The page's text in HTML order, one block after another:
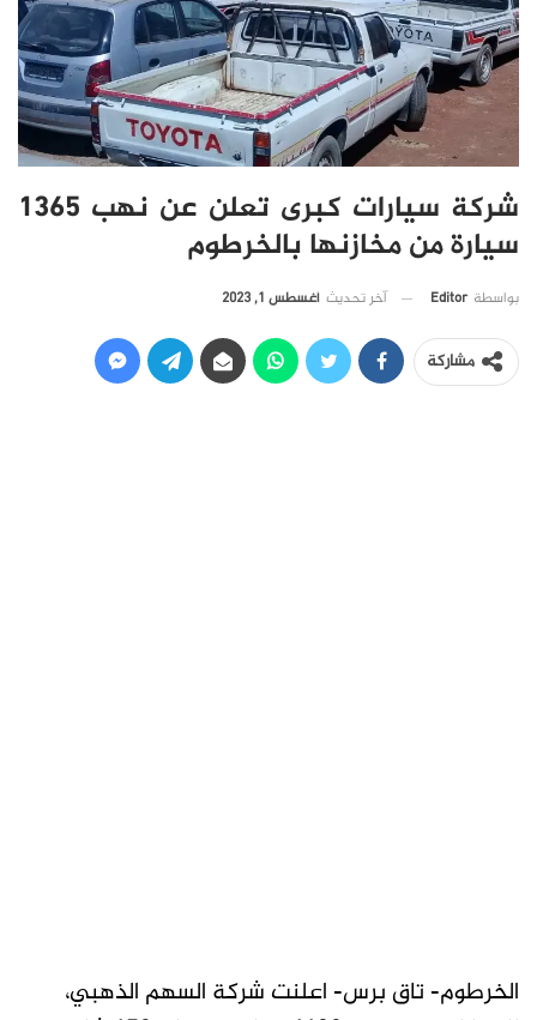
شركة سيارات كبرى تعلن عن نهب 1365
سيارة من مخازنها بالخرطوم
بواسطة Editor آخر تحديث أغسطس 1, 2023
مشاركة
الخرطوم- تاق برس- اعلنت شركة السهم الذهبي،